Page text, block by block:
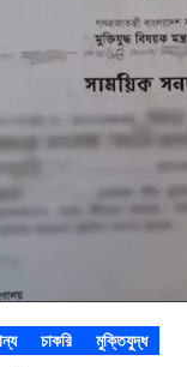
চাকরি মুক্তিযুদ্ধ